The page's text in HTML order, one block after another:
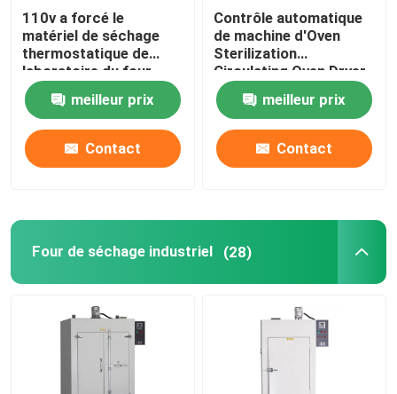
Un four plus sec de laboratoire
Four de séchage industriel
Incubateur thermostatique
Cabinet de circulation d'air laminaire
110v a forcé le
matériel de séchage
thermostatique de
laboratoire du four
60Hz de dessication
par convection
meilleur prix
Contact
Contrôle automatique
de machine d'Oven
Sterilization
Circulating Oven Dryer
d'air chaud de DHG
meilleur prix
Contact
Four de séchage industriel (28)